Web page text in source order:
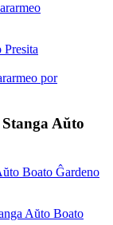
por
Aŭto